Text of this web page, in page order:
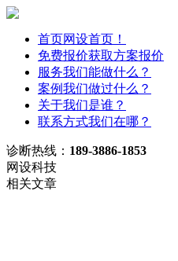
首页网设首页！
免费报价获取方案报价
服务我们能做什么？
案例我们做过什么？
关于我们是谁？
联系方式我们在哪？
诊断热线： 189-3886-1853
网设科技
相关文章